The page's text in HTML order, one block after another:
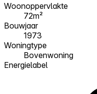
Woonoppervlakte
72m²
Bouwjaar
1973
Woningtype
Bovenwoning
Energielabel